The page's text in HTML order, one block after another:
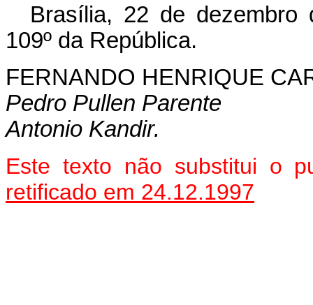
Brasília, 22 de dezembro
109º da República.
FERNANDO HENRIQUE
Pedro Pullen Parente
Antonio Kandir.
Este texto não substitui o
retificado em 24.12.1997